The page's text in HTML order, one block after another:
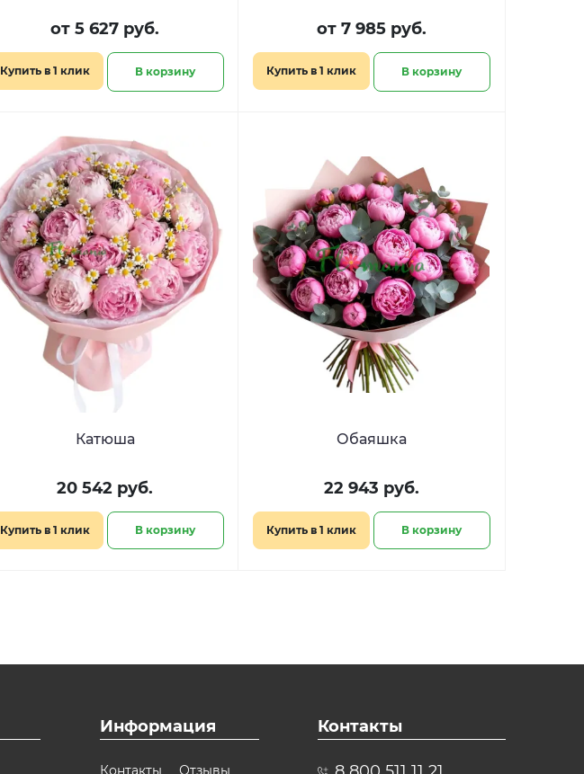
от 5 627 руб.
Купить в 1 клик В корзину
от 7 985 руб.
Купить в 1 клик В корзину
Катюша
20 542 руб.
Купить в 1 клик В корзину
Обаяшка
22 943 руб.
Купить в 1 клик В корзину
Информация
Контакты Отзывы
Контакты